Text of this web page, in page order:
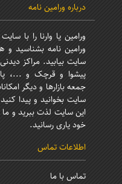
درباره ورامین نامه
ورامین یا وارنا را با
ورامین نامه بشناسید و
سایت بیابید. مراکز
پیشوا و قرچک و ...،
جمعه بازارها و دیگر
سایت بخوانید و پیدا
این سایت لذت ببرید و
خود یاری رسانید.
اطلاعات تماس
تماس با ما